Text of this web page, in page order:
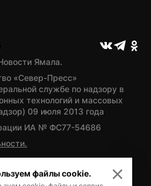
Ямала.
«Север-Пресс»
службе по надзору в
технологий и массовых
09 июля 2013 года
ИА № ФС77-54686
Поздеевфайлы cookie.